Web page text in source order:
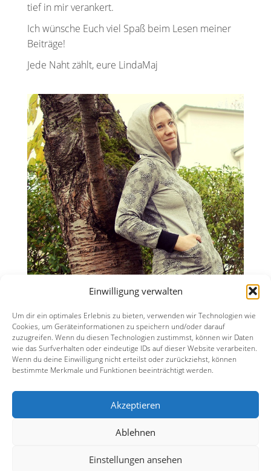
Einwilligung verwalten
Um dir ein optimales Erlebnis zu bieten, verwenden wir Technologien wie
Cookies, um Geräteinformationen zu speichern und/oder darauf
zuzugreifen. Wenn du diesen Technologien zustimmst, können wir Daten
wie das Surfverhalten oder eindeutige IDs auf dieser Website verarbeiten.
Wenn du deine Einwilligung nicht erteilst oder zurückziehst, können
bestimmte Merkmale und Funktionen beeinträchtigt werden.
Akzeptieren
Ablehnen
Einstellungen ansehen
tief in mir verankert.
Ich wünsche Euch viel Spaß beim Lesen meiner
Beiträge!
Jede Naht zählt, eure LindaMaj
Impressum